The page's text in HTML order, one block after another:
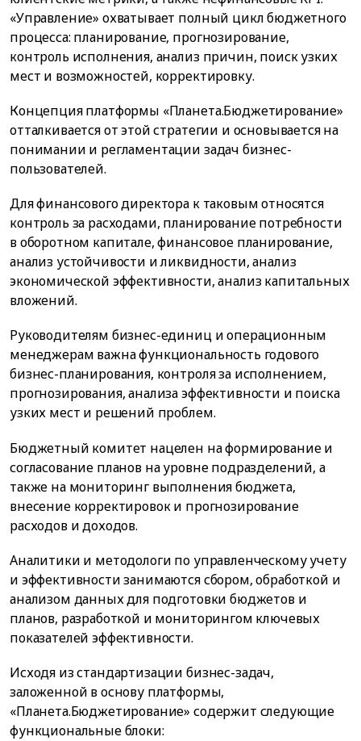
«Управление» охватывает полный цикл бюджетного
процесса: планирование, прогнозирование,
контроль исполнения, анализ причин, поиск узких
мест и возможностей, корректировку.
Концепция платформы «Планета.Бюджетирование»
отталкивается от этой стратегии и основывается на
понимании и регламентации задач бизнес-
пользователей.
Для финансового директора к таковым относятся
контроль за расходами, планирование потребности
в оборотном капитале, финансовое планирование,
анализ устойчивости и ликвидности, анализ
экономической эффективности, анализ капитальных
вложений.
Руководителям бизнес-единиц и операционным
менеджерам важна функциональность годового
бизнес-планирования, контроля за исполнением,
прогнозирования, анализа эффективности и поиска
узких мест и решений проблем.
Бюджетный комитет нацелен на формирование и
согласование планов на уровне подразделений, а
также на мониторинг выполнения бюджета,
внесение корректировок и прогнозирование
расходов и доходов.
Аналитики и методологи по управленческому учету
и эффективности занимаются сбором, обработкой и
анализом данных для подготовки бюджетов и
планов, разработкой и мониторингом ключевых
показателей эффективности.
Исходя из стандартизации бизнес-задач,
заложенной в основу платформы,
«Планета.Бюджетирование» содержит следующие
функциональные блоки: